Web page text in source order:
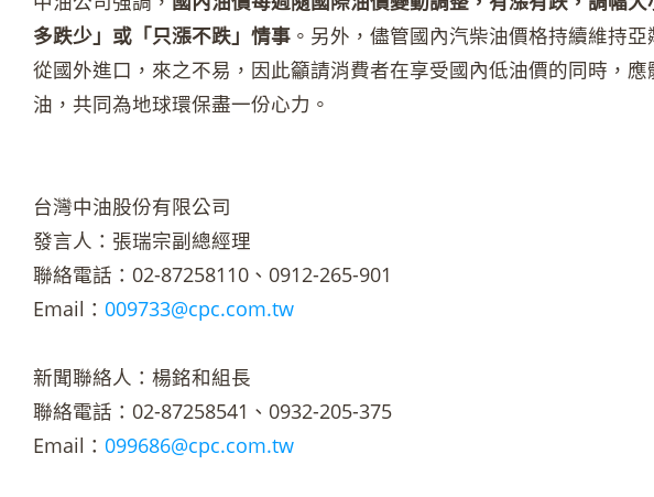
多跌少」或「只漲不跌」情事 。另外，儘管國內汽柴油價格持續維持
從國外進口，來之不易，因此籲請消費者在享受國內低油價的同時，
油，共同為地球環保盡一份心力。
台灣中油股份有限公司
發言人：張瑞宗副總經理
聯絡電話：02-87258110、0912-265-901
Email： 009733@cpc.com.tw
新聞聯絡人：楊銘和組長
聯絡電話：02-87258541、0932-205-375
Email： 099686@cpc.com.tw